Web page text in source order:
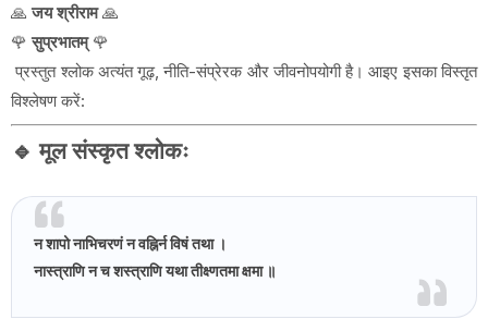
🙏जय श्रीराम🙏
🌹सुप्रभातम्🌹
प्रस्तुत श्लोक अत्यंत गूढ़, नीति-संप्रेरक और जीवनोपयोगी है। आइए इसका विस्तृत
विश्लेषण करें:
🔹मूल संस्कृत श्लोकः
न शापो नाभिचरणं न वह्निर्न विषं तथा ।
नास्त्राणि न च शस्त्राणि यथा तीक्ष्णतमा क्षमा ॥